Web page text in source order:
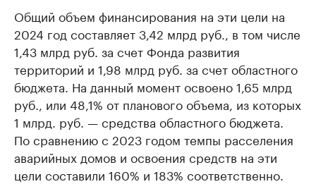
Общий объем финансирования на эти цели на
2024 год составляет 3,42 млрд руб., в том числе
1,43 млрд руб. за счет Фонда развития
территорий и 1,98 млрд руб. за счет областного
бюджета. На данный момент освоено 1,65 млрд
руб., или 48,1% от планового объема, из которых
1 млрд. руб. — средства областного бюджета.
По сравнению с 2023 годом темпы расселения
аварийных домов и освоения средств на эти
цели составили 160% и 183% соответственно.